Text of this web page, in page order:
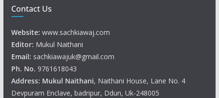
Contact Us
Website: www.sachkiawaj.com
Editor: Mukul Naithani
Email: sachkiawajuk@gmail.com
Ph. No. 9761618043
Address: Mukul Naithani, Naithani House, Lane No. 4
Devpuram Enclave, badripur, Ddun, Uk-248005